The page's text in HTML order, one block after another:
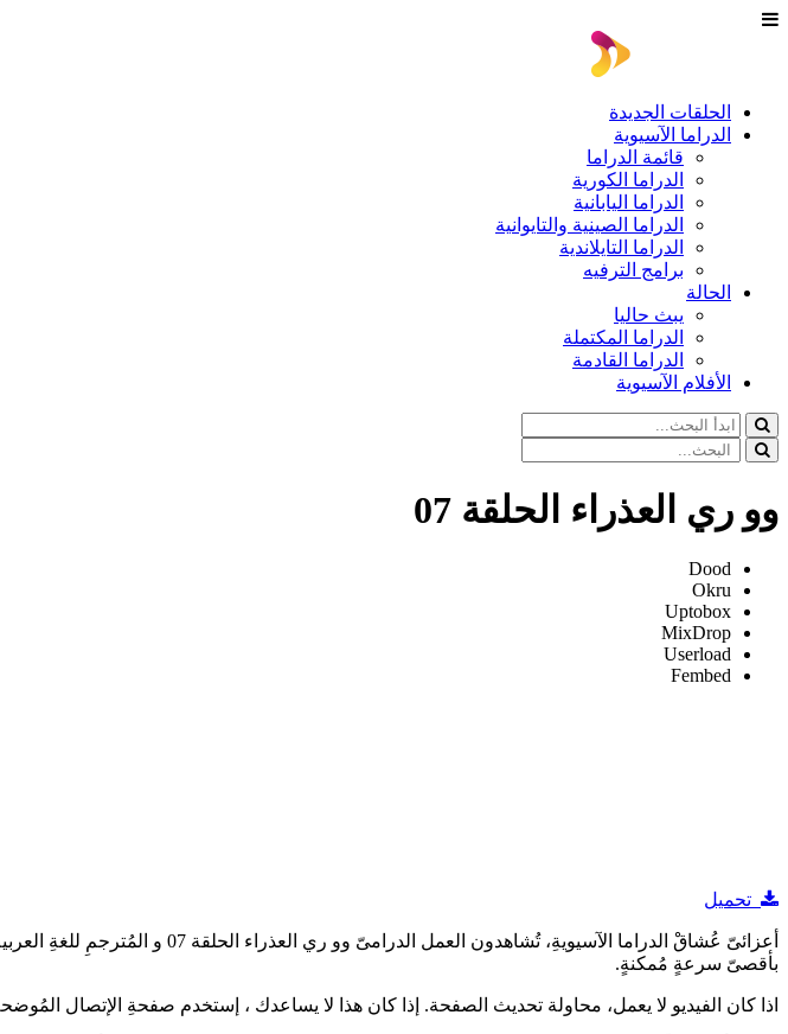
الحلقات الجديدة
الدراما الآسيوية
قائمة الدراما
الدراما الكورية
الدراما اليابانية
الدراما الصينية والتايوانية
الدراما التايلاندية
برامج الترفيه
الحالة
يبث حاليا
الدراما المكتملة
الدراما القادمة
الأفلام الآسيوية
وو ري العذراء الحلقة 07
Dood
Okru
Uptobox
MixDrop
Userload
Fembed
تحميل
أعزائىّ عُشاقْ الدراما الآسيويةِ،
بأقصىّ سرعةٍ مُمكنةٍ.
اذا كان الفيديو لا يعمل، محاولة تحديث الصفحة. إذا كان هذا لا يساعدك ، إستخدم صفحةِ الإتصال المُوضحةِ